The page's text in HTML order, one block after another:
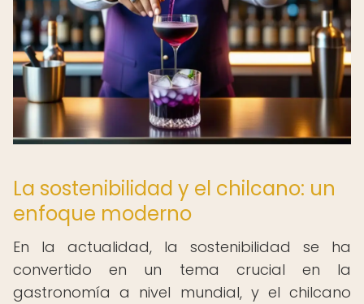
La sostenibilidad y el chilcano: un
enfoque moderno
En la actualidad, la sostenibilidad se ha
convertido en un tema crucial en la
gastronomía a nivel mundial, y el chilcano